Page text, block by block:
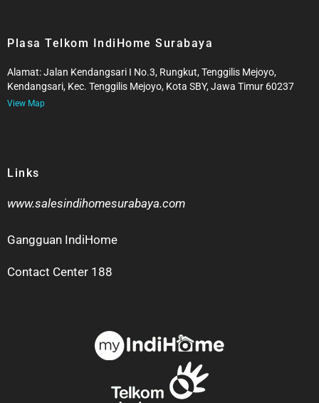
Plasa Telkom IndiHome Surabaya
Alamat: Jalan Kendangsari I No.3, Rungkut, Tenggilis Mejoyo,
Kendangsari, Kec. Tenggilis Mejoyo, Kota SBY, Jawa Timur 60237
View Map
Links
www.salesindihomesurabaya.com
Gangguan IndiHome
Contact Center 188